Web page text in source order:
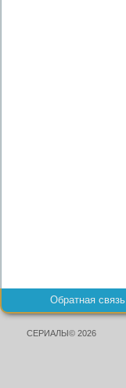
Обратная связь
СЕРИАЛЫ© 2026